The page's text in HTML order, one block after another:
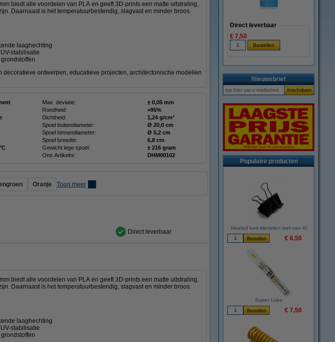
biedt alle voordelen van PLA en geeft 3D-prints een matte uitstraling,
Daarnaast is het temperatuurbestendig, slagvast en minder broos.
laaghechting
stabilisatie
decoratieve ontwerpen, educatieve projecten, architectonische modellen
Max. deviatie:
± 0,05 mm
Rondheid:
>95%
Dichtheid:
1,24 g/cm³
Spoel buitendiameter:
Ø 20,0 cm
Spoel binnendiameter:
Ø 5,2 cm
Spoel breedte:
6,8 cm
Gewicht lege spoel:
± 216 gram
Ons Artikelnr: DHM00102
Oranje Toon meer
Direct leverbaar
biedt alle voordelen van PLA en geeft 3D-prints een matte uitstraling,
Daarnaast is het temperatuurbestendig, slagvast en minder broos.
laaghechting
stabilisatie
Direct leverbaar
€ 7,50
Nieuwsbrief
Populaire producten
Heated bed klemmen (set van 4)
€ 6,50
Super Lube
€ 7,50